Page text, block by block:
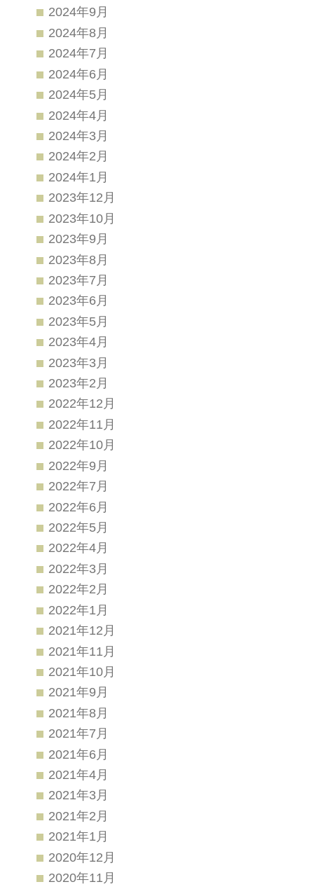
2024年9月
2024年8月
2024年7月
2024年6月
2024年5月
2024年4月
2024年3月
2024年2月
2024年1月
2023年12月
2023年10月
2023年9月
2023年8月
2023年7月
2023年6月
2023年5月
2023年4月
2023年3月
2023年2月
2022年12月
2022年11月
2022年10月
2022年9月
2022年7月
2022年6月
2022年5月
2022年4月
2022年3月
2022年2月
2022年1月
2021年12月
2021年11月
2021年10月
2021年9月
2021年8月
2021年7月
2021年6月
2021年4月
2021年3月
2021年2月
2021年1月
2020年12月
2020年11月